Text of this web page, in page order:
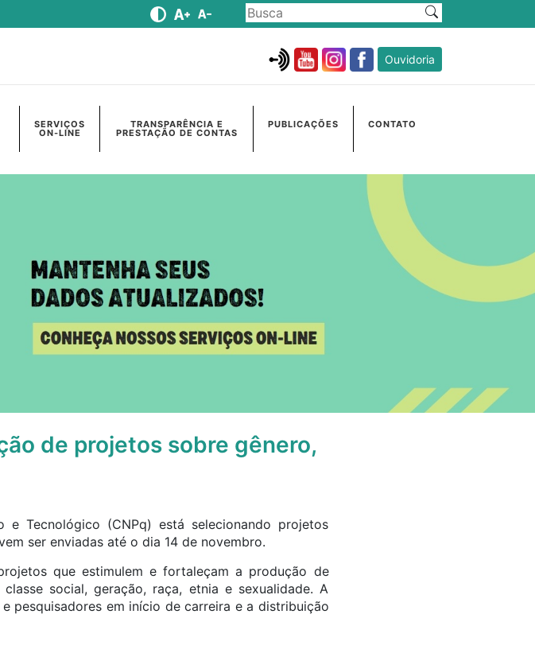
Ouvidoria
SERVIÇOS
ON-LINE
TRANSPARÊNCIA E
PRESTAÇÃO DE CONTAS
PUBLICAÇÕES CONTATO
de projetos sobre gênero,
e Tecnológico (CNPq) está selecionando projetos
ser enviadas até o dia 14 de novembro.
que estimulem e fortaleçam a produção de
social, geração, raça, etnia e sexualidade. A
pesquisadores em início de carreira e a distribuição